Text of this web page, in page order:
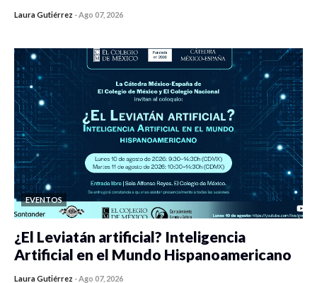
Laura Gutiérrez -Ago 07, 2026
EVENTOS
¿El Leviatán artificial? Inteligencia
Artificial en el Mundo Hispanoamericano
Laura Gutiérrez -Ago 07, 2026